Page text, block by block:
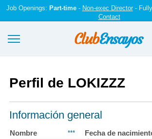
Job Openings: Part-time- Non-exec Director- Fully
Contact
Registrarse
Iniciar sesión
Contáctenos
Perfil de LOKIZZZ
Información general
Nombre ***
Fecha de